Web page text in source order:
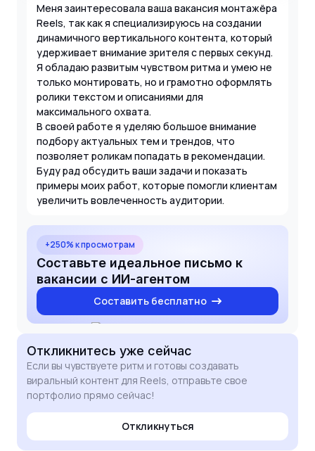
Меня заинтересовала ваша вакансия монтажёра
Reels, так как я специализируюсь на создании
динамичного вертикального контента, который
удерживает внимание зрителя с первых секунд.
Я обладаю развитым чувством ритма и умею не
только монтировать, но и грамотно оформлять
ролики текстом и описаниями для
максимального охвата.
В своей работе я уделяю большое внимание
подбору актуальных тем и трендов, что
позволяет роликам попадать в рекомендации.
Буду рад обсудить ваши задачи и показать
примеры моих работ, которые помогли клиентам
увеличить вовлеченность аудитории.
+250% к просмотрам
Составьте идеальное письмо к
вакансии с ИИ-агентом
Составить бесплатно
Откликнитесь уже сейчас
Если вы чувствуете ритм и готовы создавать
виральный контент для Reels, отправьте свое
портфолио прямо сейчас!
Откликнуться